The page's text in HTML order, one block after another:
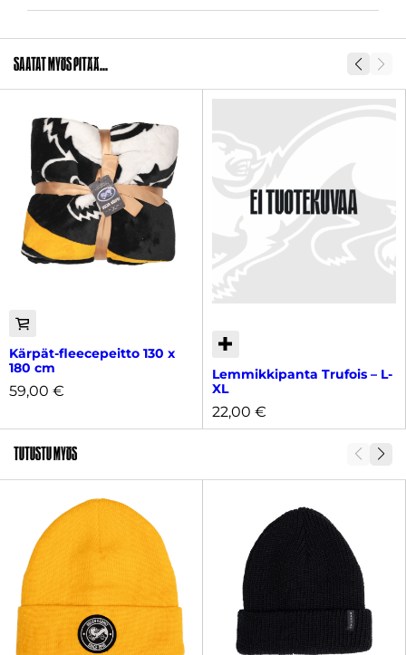
SKU 29418-1
Saatat myös pitää...
Kärpät-fleecepeitto 130 x
180 cm
59,00 €
Lemmikkipanta Trufois – L-
XL
22,00 €
Tutustu myös